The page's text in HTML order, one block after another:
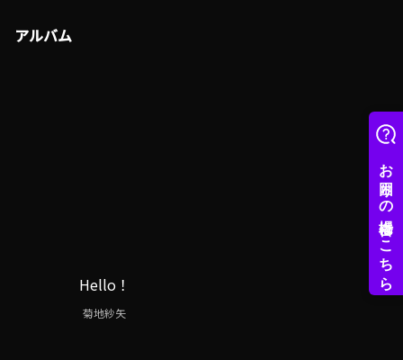
アルバム
Hello！
菊地紗矢